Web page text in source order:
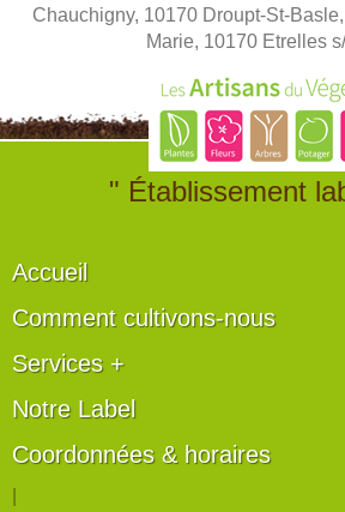
Chauchigny, 10170 Droupt-St-
Marie, 10170 Etrelles
" Établissement
Accueil
Comment cultivons-nous
Services +
Notre Label
Coordonnées & horaires